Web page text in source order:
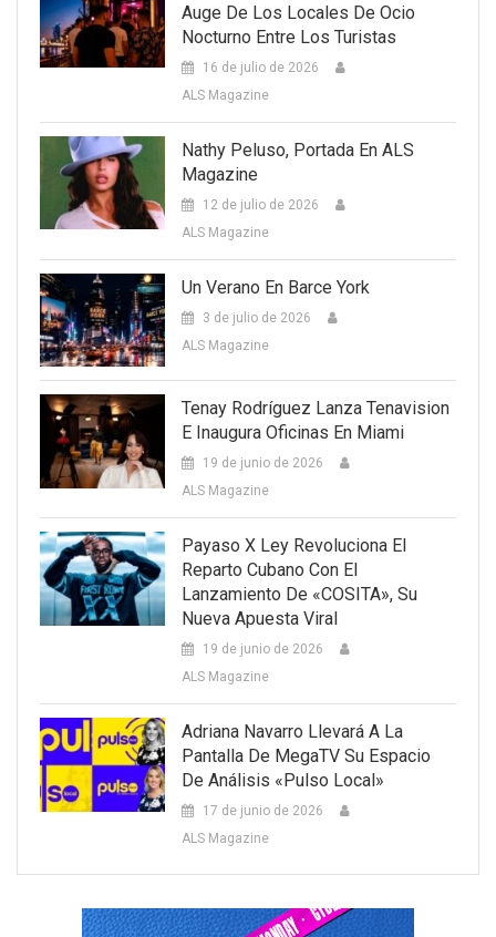
Auge De Los Locales De Ocio
Nocturno Entre Los Turistas
16 de julio de 2026
ALS Magazine
Nathy Peluso, Portada En ALS
Magazine
12 de julio de 2026
ALS Magazine
Un Verano En Barce York
3 de julio de 2026
ALS Magazine
Tenay Rodríguez Lanza Tenavision
E Inaugura Oficinas En Miami
19 de junio de 2026
ALS Magazine
Payaso X Ley Revoluciona El
Reparto Cubano Con El
Lanzamiento De «COSITA», Su
Nueva Apuesta Viral
19 de junio de 2026
ALS Magazine
Adriana Navarro Llevará A La
Pantalla De MegaTV Su Espacio
De Análisis «Pulso Local»
17 de junio de 2026
ALS Magazine